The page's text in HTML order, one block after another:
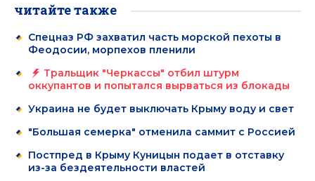
читайте также
Спецназ РФ захватил часть морской пехоты в
Феодосии, морпехов пленили
Тральщик "Черкассы" отбил штурм
оккупантов и попытался вырваться из блокады
Украина не будет выключать Крыму воду и свет
"Большая семерка" отменила саммит с Россией
Постпред в Крыму Куницын подает в отставку
из-за бездеятельности властей